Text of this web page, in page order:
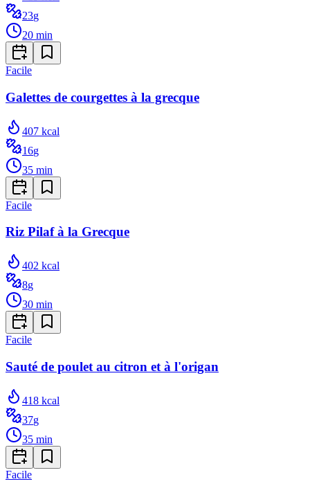
23g
20 min
Facile
Galettes de courgettes à la grecque
407 kcal
16g
35 min
Facile
Riz Pilaf à la Grecque
402 kcal
8g
30 min
Facile
Sauté de poulet au citron et à l'origan
418 kcal
37g
35 min
Facile